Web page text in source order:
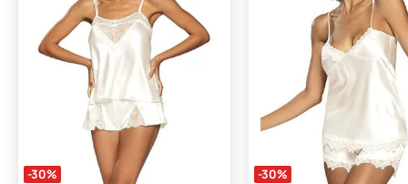
-30% -30%